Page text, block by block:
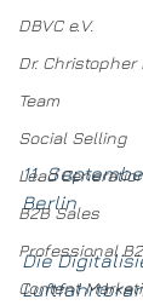
DBVC e.V.
Dr. Christopher
Team
Social Selling
Lead
B2B Sales
Professional
Content
11.
Berlin
Die